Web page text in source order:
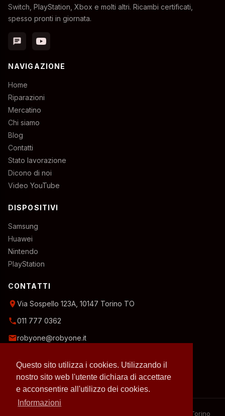
Questo sito utilizza i cookies. Utilizzando il
nostro sito web l'utente dichiara di accettare
e acconsentire all'utilizzo dei cookies.
Informazioni
Switch, PlayStation, Xbox e molti altri. Ricambi certificati,
spesso pronti in giornata.
chat
NAVIGAZIONE
Home
Riparazioni
Mercatino
Chi siamo
Blog
Contatti
Stato lavorazione
Dicono di noi
Video YouTube
DISPOSITIVI
Samsung
Huawei
Nintendo
PlayStation
CONTATTI
location_onVia Sospello 123A, 10147 Torino TO
phone011 777 0362
emailrobyone@robyone.it
Mar, Gio, Sab: 10:00–12:30Domenica: chiuso
– 2026 RobyOne – Laboratorio riparazioni specializzato a Torino